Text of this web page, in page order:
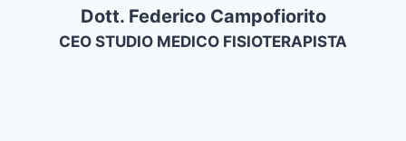
Dott. Federico Campofiorito
CEO STUDIO MEDICO FISIOTERAPISTA